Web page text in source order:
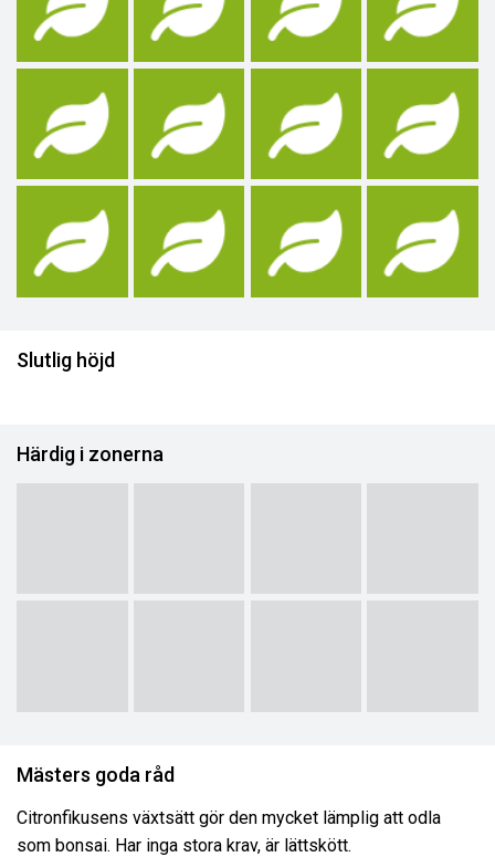
Slutlig höjd
Härdig i zonerna
Mästers goda råd
Citronfikusens växtsätt gör den mycket lämplig att odla
som bonsai. Har inga stora krav, är lättskött.